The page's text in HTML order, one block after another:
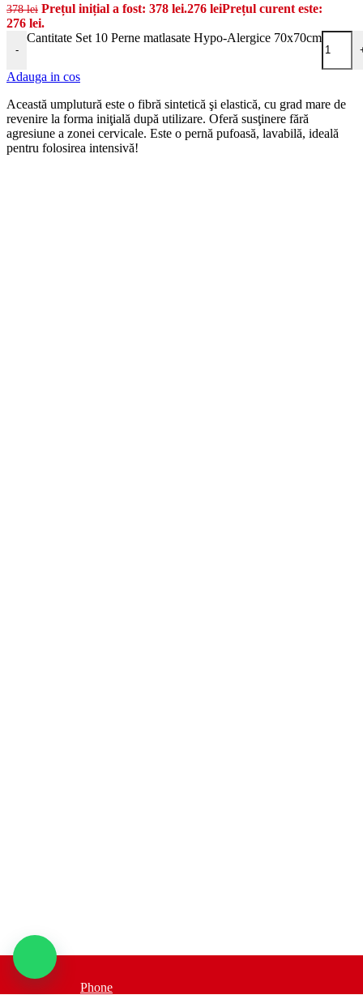
378lei Prețul inițial a fost: 378 lei.276 leiPrețul curent este:
276 lei.
-
Cantitate Set 10 Perne matlasate Hypo-Alergice 70x70cm
Adauga in cos
Această umplutură este o fibră sintetică şi elastică, cu grad mare de
revenire la forma iniţială după utilizare. Oferă susţinere fără
agresiune a zonei cervicale. Este o pernă pufoasă, lavabilă, ideală
pentru folosirea intensivă!
Phone